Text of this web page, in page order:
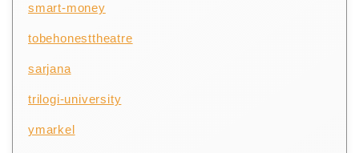
smart-money
tobehonesttheatre
sarjana
trilogi-university
ymarkel